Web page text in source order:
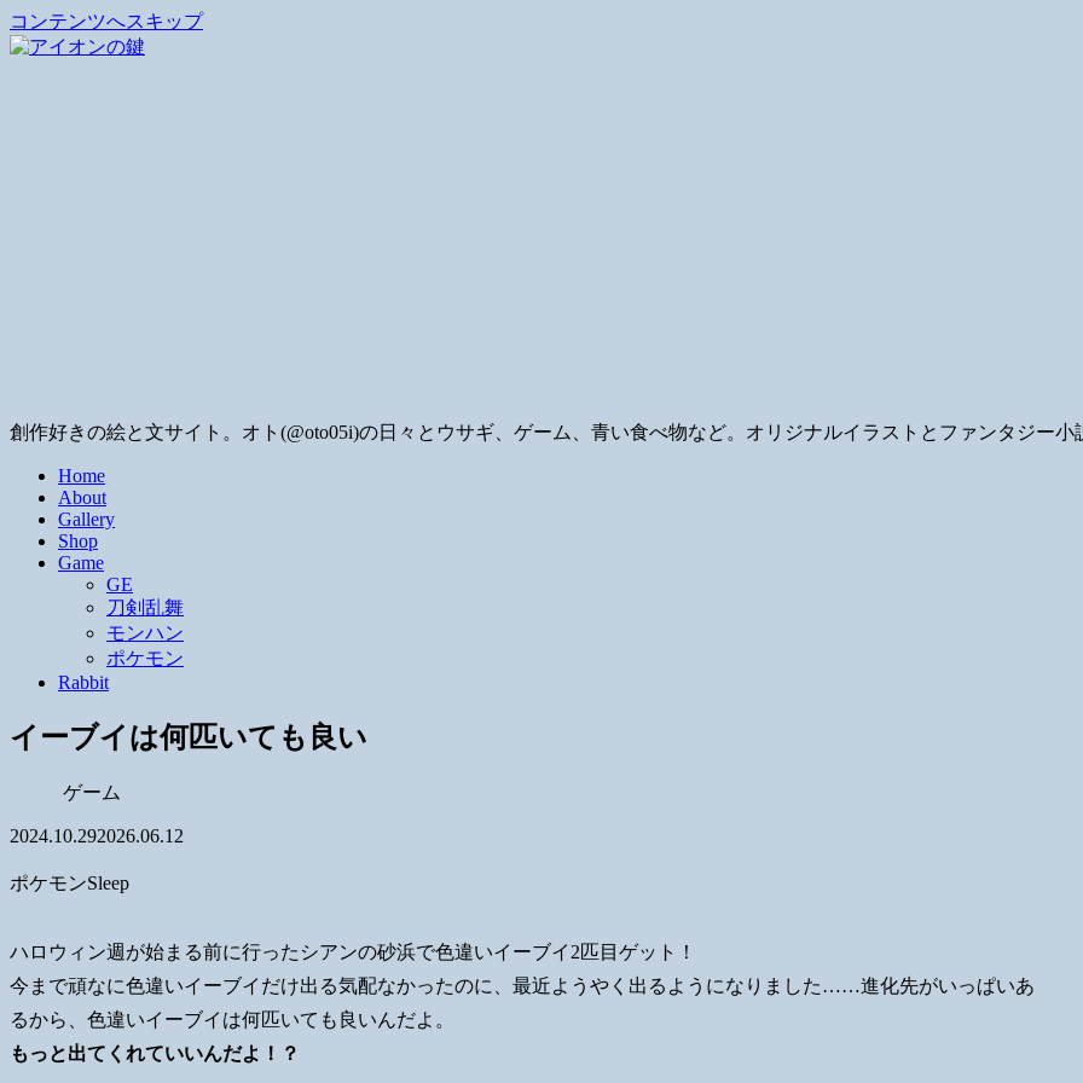
コンテンツへスキップ
創作好きの絵と文サイト。オト(@oto05i)の日々とウサギ、ゲーム、青い食べ物など。オリジナルイラストとファンタジー小
Home
About
Gallery
Shop
Game
GE
刀剣乱舞
モンハン
ポケモン
Rabbit
イーブイは何匹いても良い
ゲーム
2024.10.292026.06.12
ポケモンSleep
ハロウィン週が始まる前に行ったシアンの砂浜で色違いイーブイ2匹目ゲット！
今まで頑なに色違いイーブイだけ出る気配なかったのに、最近ようやく出るようになりました……進化先がいっぱいあ
るから、色違いイーブイは何匹いても良いんだよ。
もっと出てくれていいんだよ！？